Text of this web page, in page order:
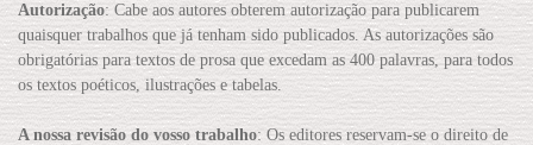
Autorização: Cabe aos autores obterem autorização para publicarem
quaisquer trabalhos que já tenham sido publicados. As autorizações são
obrigatórias para textos de prosa que excedam as 400 palavras, para todos
os textos poéticos, ilustrações e tabelas.
A nossa revisão do vosso trabalho: Os editores reservam-se o direito de